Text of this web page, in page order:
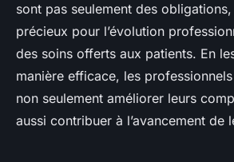
sont pas seulement des
précieux pour l’évolution
des soins offerts aux patients. En
manière efficace, les
non seulement améliorer leurs
aussi contribuer à l’avancement de